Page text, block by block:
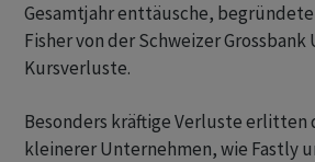
Gesamtjahr enttäusche,
Fisher von der Schweizer Grossbank
Kursverluste.
Besonders kräftige Verluste erlitten
kleinerer Unternehmen, wie Fastly